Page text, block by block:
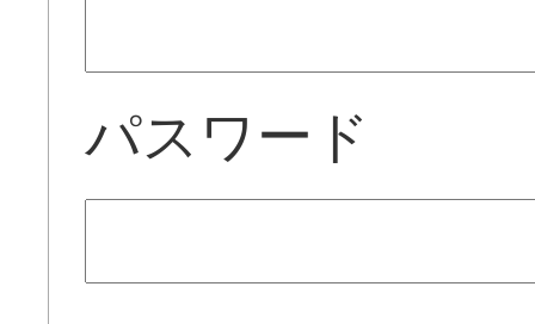
パスワード